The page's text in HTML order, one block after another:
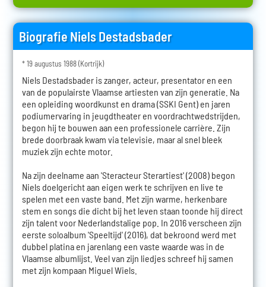
Biografie Niels Destadsbader
* 19 augustus 1988 (Kortrijk)
Niels Destadsbader is zanger, acteur, presentator en een
van de populairste Vlaamse artiesten van zijn generatie. Na
een opleiding woordkunst en drama (SSKI Gent) en jaren
podiumervaring in jeugdtheater en voordrachtwedstrijden,
begon hij te bouwen aan een professionele carrière. Zijn
brede doorbraak kwam via televisie, maar al snel bleek
muziek zijn echte motor.
Na zijn deelname aan 'Steracteur Sterartiest' (2008) begon
Niels doelgericht aan eigen werk te schrijven en live te
spelen met een vaste band. Met zijn warme, herkenbare
stem en songs die dicht bij het leven staan toonde hij direct
zijn talent voor Nederlandstalige pop. In 2016 verscheen zijn
eerste soloalbum 'Speeltijd' (2016), dat bekroond werd met
dubbel platina en jarenlang een vaste waarde was in de
Vlaamse albumlijst. Veel van zijn liedjes schreef hij samen
met zijn kompaan Miguel Wiels.